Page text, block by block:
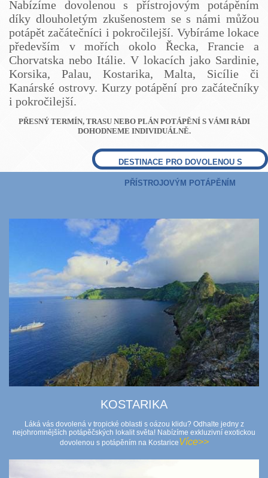
Nabízíme dovolenou s přístrojovým potápěním
díky dlouholetým zkušenostem se s námi můžou
potápět začátečníci i pokročilejší. Vybíráme lokace
především v mořích okolo Řecka, Francie a
Chorvatska nebo Itálie. V lokacích jako Sardinie,
Korsika, Palau, Kostarika, Malta, Sicílie či
Kanárské ostrovy. Kurzy potápění pro začátečníky
i pokročilejší.
PŘESNÝ TERMÍN, TRASU NEBO PLÁN POTÁPĚNÍ S VÁMI RÁDI
DOHODNEME INDIVIDUÁLNĚ.
DESTINACE PRO DOVOLENOU S
PŘÍSTROJOVÝM POTÁPĚNÍM
KOSTARIKA
Láká vás dovolená v tropické oblasti s oázou klidu? Odhalte jedny z
nejohromnějších potápěčských lokalit světa! Nabízíme exkluzivní exotickou
dovolenou s potápěním na KostariceVíce>>